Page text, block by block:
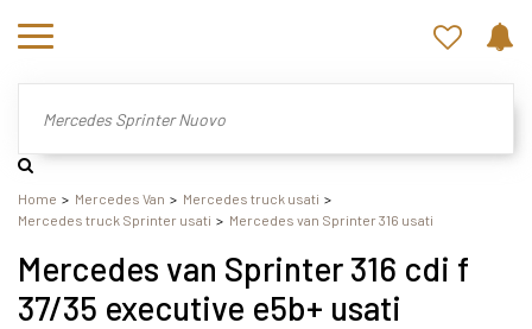
Home Mercedes Van
Mercedes truck usati
Mercedes truck Sprinter usati
Mercedes van Sprinter 316 usati
Mercedes van Sprinter 316 cdi f
37/35 executive e5b+ usati